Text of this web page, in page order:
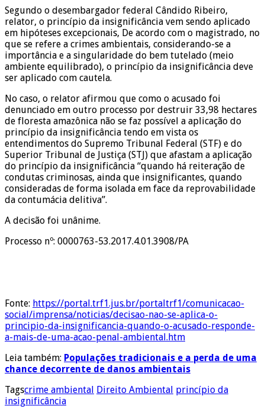
Segundo o desembargador federal Cândido Ribeiro,
relator, o princípio da insignificância vem sendo aplicado
em hipóteses excepcionais, De acordo com o magistrado, no
que se refere a crimes ambientais, considerando-se a
importância e a singularidade do bem tutelado (meio
ambiente equilibrado), o princípio da insignificância deve
ser aplicado com cautela.
No caso, o relator afirmou que como o acusado foi
denunciado em outro processo por destruir 33,98 hectares
de floresta amazônica não se faz possível a aplicação do
princípio da insignificância tendo em vista os
entendimentos do Supremo Tribunal Federal (STF) e do
Superior Tribunal de Justiça (STJ) que afastam a aplicação
do princípio da insignificância “quando há reiteração de
condutas criminosas, ainda que insignificantes, quando
consideradas de forma isolada em face da reprovabilidade
da contumácia delitiva”.
A decisão foi unânime.
Processo nº: 0000763-53.2017.4.01.3908/PA
Fonte: https://portal.trf1.jus.br/portaltrf1/comunicacao-
social/imprensa/noticias/decisao-nao-se-aplica-o-
principio-da-insignificancia-quando-o-acusado-responde-
a-mais-de-uma-acao-penal-ambiental.htm
Leia também: Populações tradicionais e a perda de uma
chance decorrente de danos ambientais
Tagscrime ambiental Direito Ambiental princípio da
insignificância